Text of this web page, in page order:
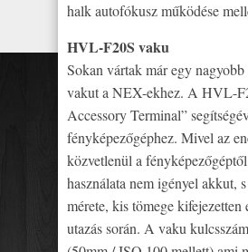
halk autofókusz működése
HVL-F20S vaku
Sokan vártak már egy
vakut a NEX-ekhez. A HVL-
Accessory Terminal”
fényképezőgéphez. Mivel az
közvetlenül a
használata nem igényel akkut,
mérete, kis tömege kifejezetten
utazás során. A vaku